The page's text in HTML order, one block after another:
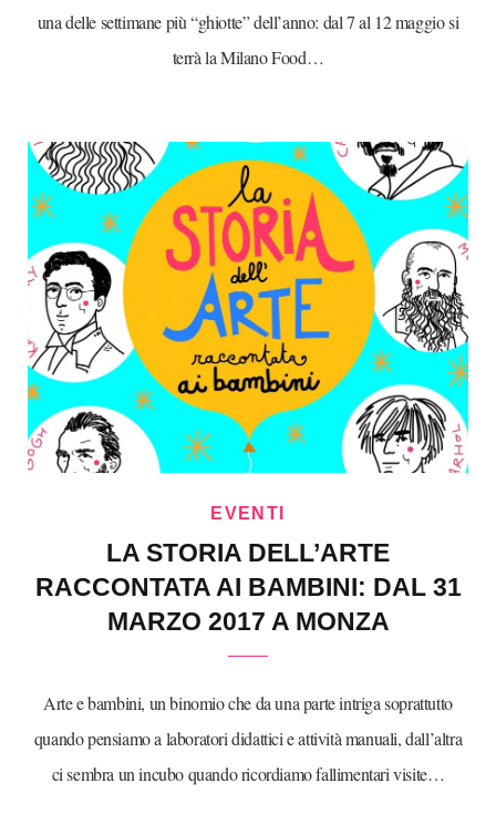
una delle settimane più “ghiotte” dell’anno: dal 7 al 12 maggio si
terrà la Milano Food…
EVENTI
LA STORIA DELL’ARTE
RACCONTATA AI BAMBINI: DAL 31
MARZO 2017 A MONZA
Arte e bambini, un binomio che da una parte intriga soprattutto
quando pensiamo a laboratori didattici e attività manuali, dall’altra
ci sembra un incubo quando ricordiamo fallimentari visite…